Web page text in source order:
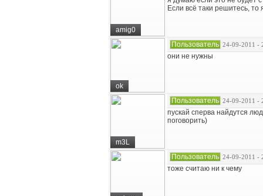
amig0
Если всё таки решитесь, то
ok
Пользователь 24-09-2011 -
они не нужны
m3L
Пользователь 24-09-2011 -
пускай сперва найдутся
поговорить)
Пользователь 24-09-2011 -
тоже считаю ни к чему